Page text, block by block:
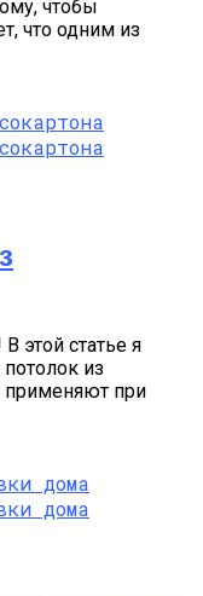
чтобы
что одним из
этой статье я
из
применяют при